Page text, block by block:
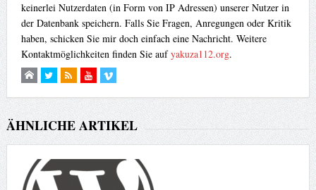
keinerlei Nutzerdaten (in Form von IP Adressen) unserer Nutzer in
der Datenbank speichern. Falls Sie Fragen, Anregungen oder Kritik
haben, schicken Sie mir doch einfach eine Nachricht. Weitere
Kontaktmöglichkeiten finden Sie aufyakuza112.org.
ÄHNLICHE ARTIKEL